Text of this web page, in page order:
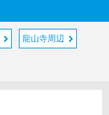
龍山寺周辺